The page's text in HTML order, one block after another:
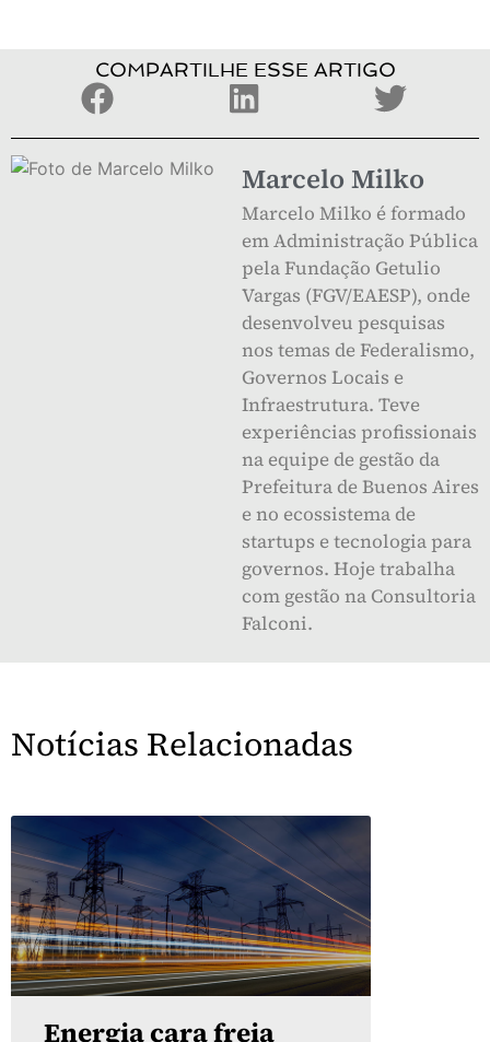
COMPARTILHE ESSE ARTIGO
Marcelo Milko
Marcelo Milko é formado
em Administração Pública
pela Fundação Getulio
Vargas (FGV/EAESP), onde
desenvolveu pesquisas
nos temas de Federalismo,
Governos Locais e
Infraestrutura. Teve
experiências profissionais
na equipe de gestão da
Prefeitura de Buenos Aires
e no ecossistema de
startups e tecnologia para
governos. Hoje trabalha
com gestão na Consultoria
Falconi.
Notícias Relacionadas
Energia cara freia